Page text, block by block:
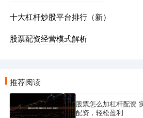
十大杠杆炒股平台排行（新）
股票配资经营模式解析
推荐阅读
股票怎么加杠杆配资
配资，轻松盈利